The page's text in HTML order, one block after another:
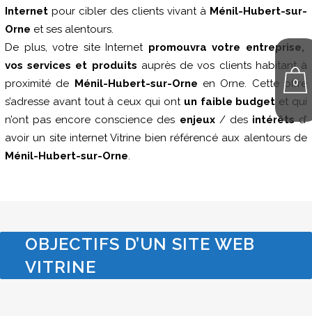
0
Internet pour cibler des clients vivant à Ménil-Hubert-sur-
Orne et ses alentours.
De plus, votre site Internet promouvra votre entreprise,
vos services et produits auprès de vos clients habitant à
proximité de Ménil-Hubert-sur-Orne en Orne. Cette offre
s’adresse avant tout à ceux qui ont un faible budget et qui
n’ont pas encore conscience des enjeux/ des intérêtsd’
avoir un site internet Vitrine bien référencé aux alentours de
Ménil-Hubert-sur-Orne.
OBJECTIFS D’UN SITE WEB
VITRINE